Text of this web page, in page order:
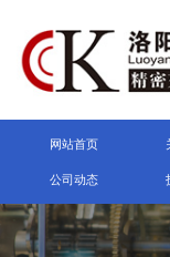
网站首页
公司动态